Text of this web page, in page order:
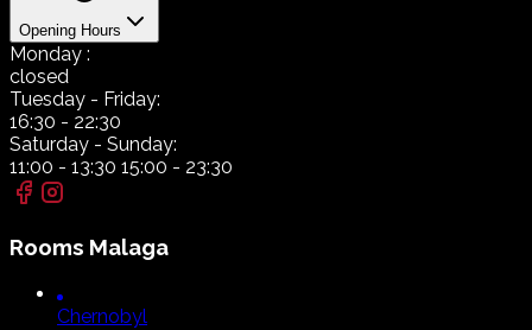
Opening Hours
Monday :
closed
Tuesday - Friday:
16:30 - 22:30
Saturday - Sunday:
11:00 - 13:30 15:00 - 23:30
Rooms Malaga
Chernobyl